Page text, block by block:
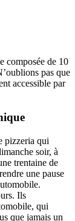
composée de 10
pas que
accessible par
pizzeria qui
soir, à
trentaine de
une pause
Ils
qui
que jamais un